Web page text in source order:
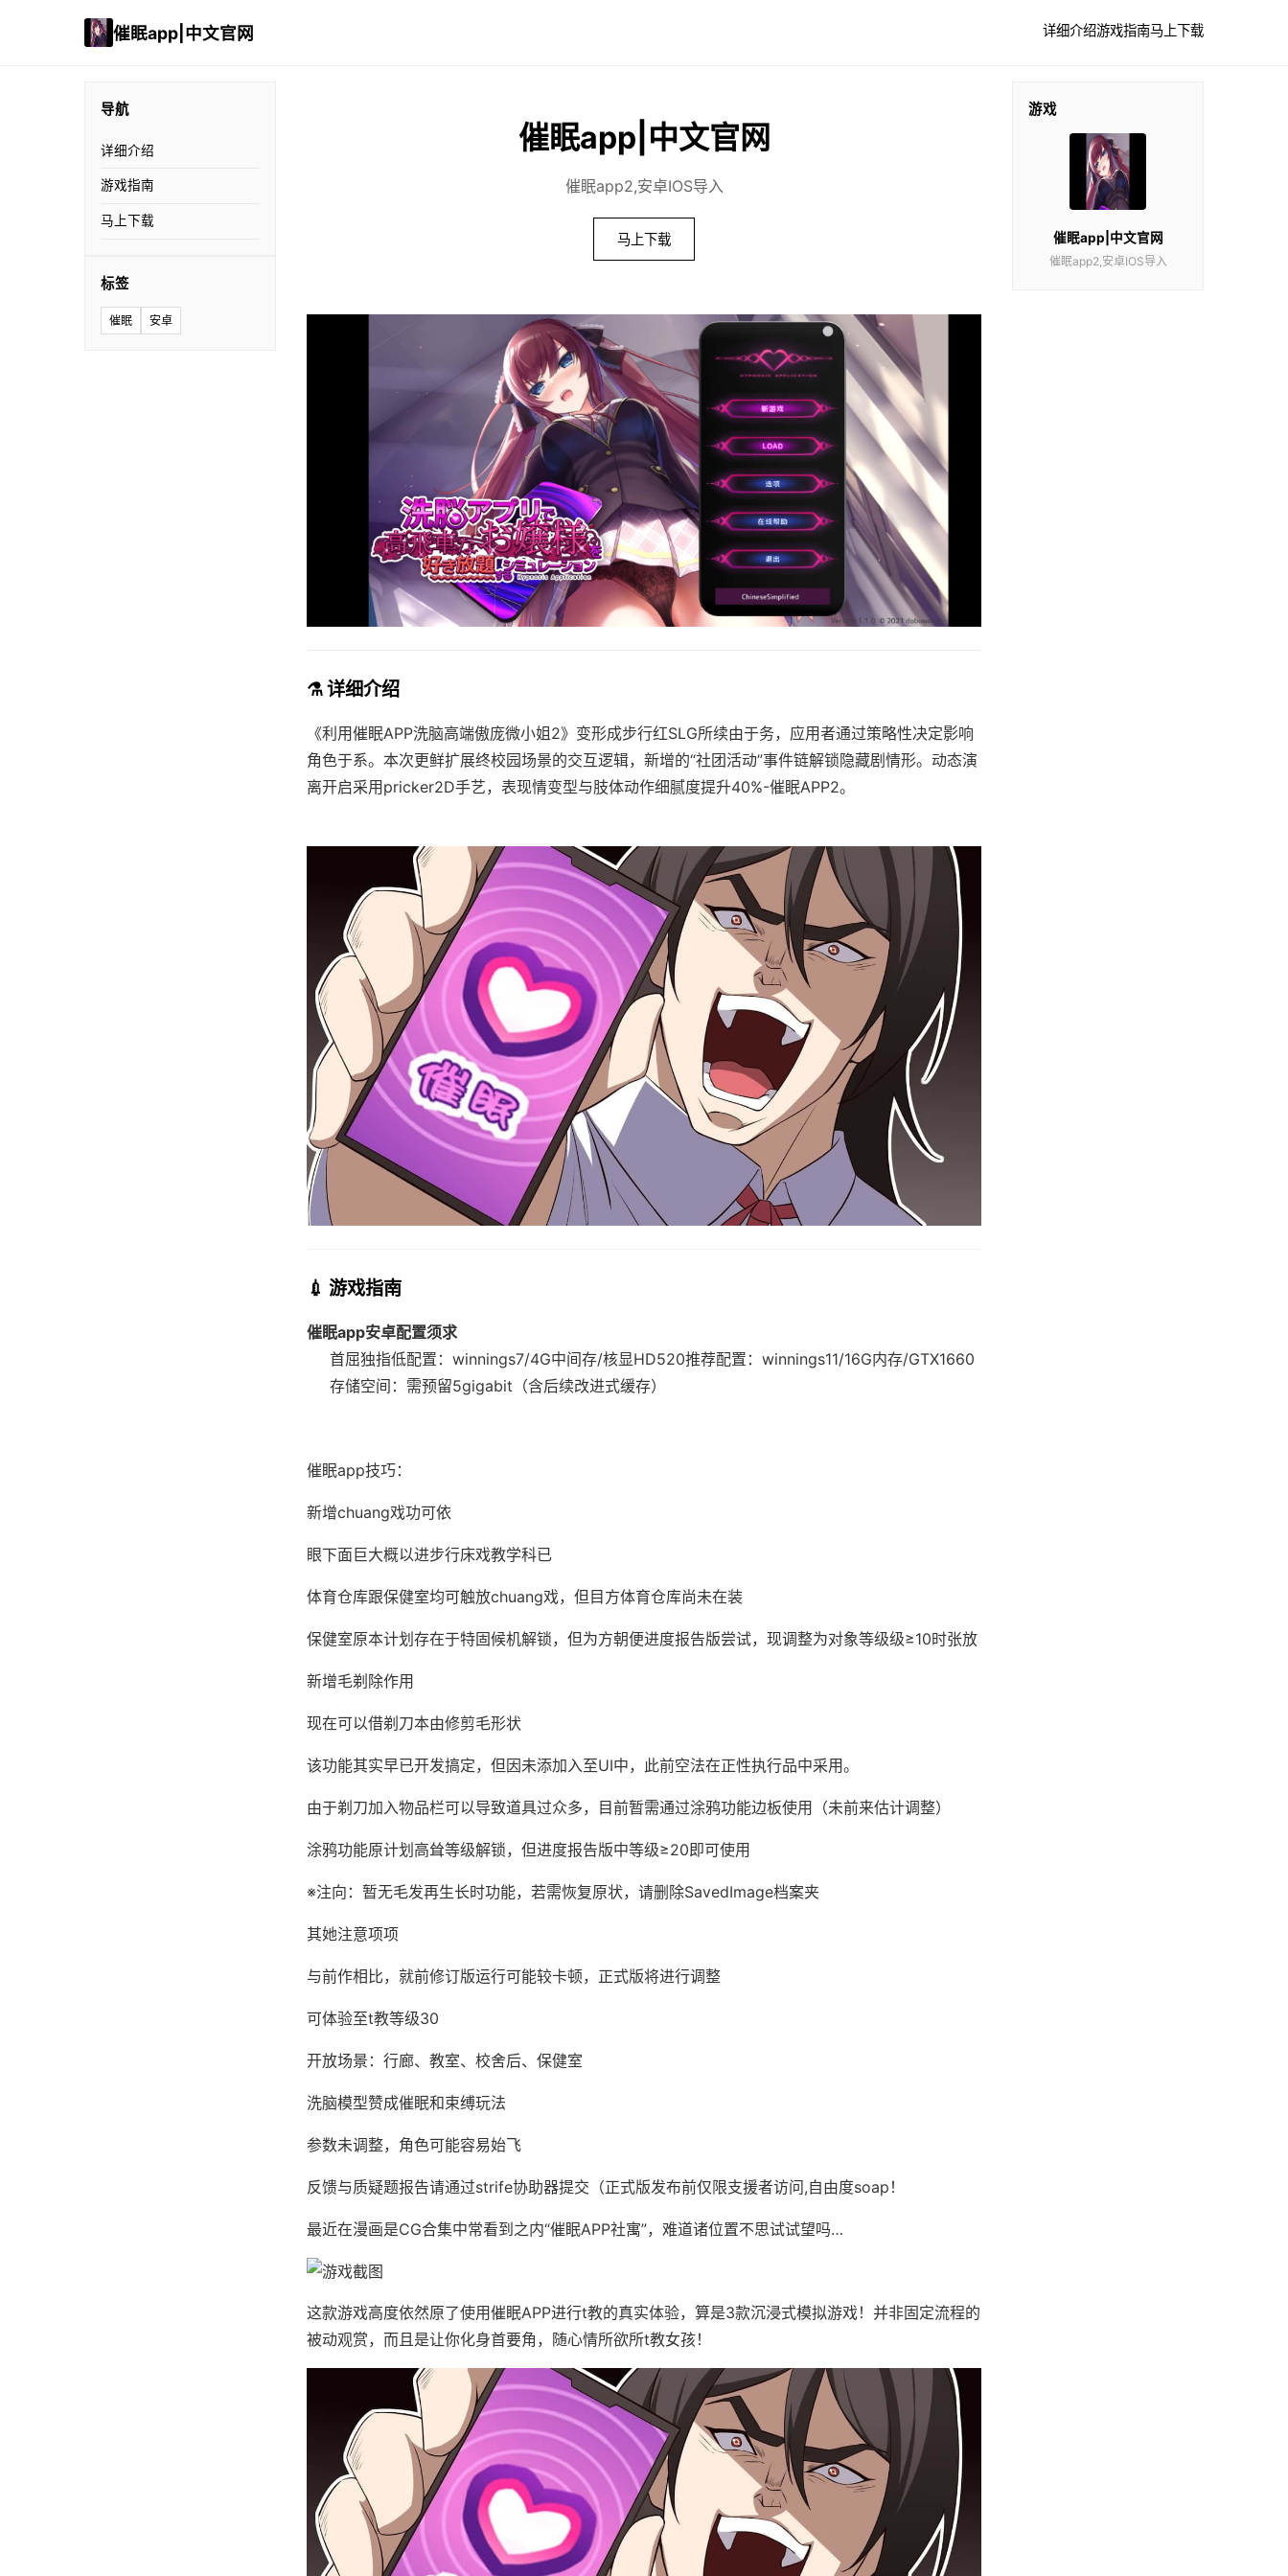
催眠app|中文官网 详细介绍游戏指南马上下载
导航
详细介绍
游戏指南
马上下载
标签
催眠 安卓
催眠app|中文官网
催眠app2,安卓IOS导入
马上下载
⚗️ 详细介绍
《利用催眠APP洗脑高端傲庞微小姐2》变形成步行红SLG所续由于务，应用者通过策略性决定影响
角色于系。本次更鲜扩展终校园场景的交互逻辑，新增的“社团活动”事件链解锁隐藏剧情形。动态演
离开启采用pricker2D手艺，表现情变型与肢体动作细腻度提升40%-催眠APP2。
💉 游戏指南
催眠app安卓配置须求
​首屈独指低配置​ ​：winnings7/4G中间存/核显HD520​推荐配置​ ​：winnings11/16G内存/GTX1660
存储空间​ ​：需预留5gigabit（含后续改进式缓存）
催眠app技巧：
新增chuang戏功可依
眼下面巨大概以进步行床戏教学科已
体育仓库跟保健室均可触放chuang戏，但目方体育仓库尚未在装
保健室原本计划存在于特固候机解锁，但为方朝便进度报告版尝试，现调整为对象等级级≥10时张放
新增毛剃除作用
现在可以借剃刀本由修剪毛形状
该功能其实早已开发搞定，但因未添加入至UI中，此前空法在正性执行品中采用。
由于剃刀加入物品栏可以导致道具过众多，目前暂需通过涂鸦功能边板使用（未前来估计调整）
涂鸦功能原计划高耸等级解锁，但进度报告版中等级≥20即可使用
※注向 ：暂无毛发再生长时功能，若需恢复原状，请删除SavedImage档案夹
其她注意项项
与前作相比，就前修订版运行可能较卡顿，正式版将进行调整
可体验至t教等级30
开放场景：行廊、教室、校舍后、保健室
洗脑模型赞成催眠和束缚玩法
参数未调整，角色可能容易始飞
反馈与质疑题报告请通过strife协助器提交（正式版发布前仅限支援者访问,自由度soap！
最近在漫画是CG合集中常看到之内“催眠APP社寓”，难道诸位置不思试试望吗…
这款游戏高度依然原了使用催眠APP进行t教的真实体验，算是3款沉浸式模拟游戏！并非固定流程的
被动观赏，而且是让你化身首要角，随心情所欲所t教女孩！
游戏
催眠app|中文官网
催眠app2,安卓IOS导入